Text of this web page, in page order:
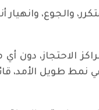
والجوع، وانهيار
الاحتجاز، دون
في نمط طويل الأمد،